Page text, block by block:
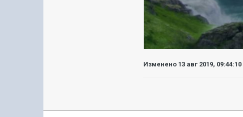
Изменено 13 авг 2019, 09:44:10